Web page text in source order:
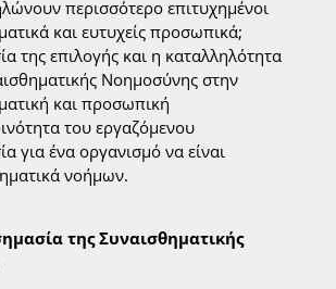
περισσότερο επιτυχημένοι
και ευτυχείς προσωπικά;
της επιλογής και η καταλληλότητα
Νοημοσύνης στην
και προσωπική
του εργαζόμενου
για ένα οργανισμό να είναι
νοήμων.
της Συναισθηματικής